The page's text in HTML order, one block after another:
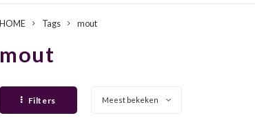
HOME Tags mout
mout
Filters Meest bekeken